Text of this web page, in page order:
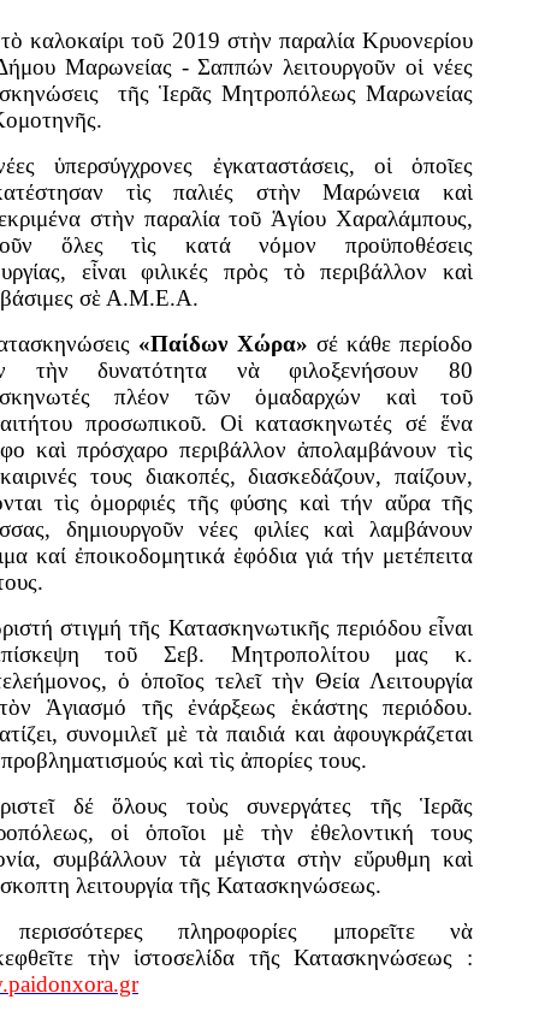
καλοκαίρι τοῦ 2019 στὴν παραλία Κρυονερίου
Μαρωνείας - Σαππών λειτουργοῦν οἱ νέες
τῆς Ἱερᾶς Μητροπόλεως Μαρωνείας
ὑπερσύγχρονες ἐγκαταστάσεις, οἱ ὁποῖες
τὶς παλιές στὴν Μαρώνεια καὶ
στὴν παραλία τοῦ Ἁγίου Χαραλάμπους,
ὅλες τὶς κατά νόμον προϋπο­θέσεις
εἶναι φιλικές πρὸς τὸ περιβάλλον καὶ
σὲ Α.Μ.Ε.Α.
«Παίδων Χώρα» σέ κάθε περίοδο
τὴν δυνατότητα νὰ φιλοξενήσουν 80
πλέον τῶν ὁμαδαρχών καὶ τοῦ
προσωπικοῦ. Οἱ κατασκηνωτές σέ ἕνα
καὶ πρόσχαρο περιβάλλον ἀπολαμβάνουν τὶς
τους διακοπές, διασκεδάζουν, παίζουν,
τὶς ὀμορφιές τῆς φύσης καὶ τήν αὔρα τῆς
δημιουργοῦν νέες φιλίες καὶ λαμβάνουν
καί ἐποικοδομητικά ἐφόδια γιά τήν μετέπειτα
στιγμή τῆς Κατασκηνωτικῆς περιόδου εἶναι
τοῦ Σεβ. Μητροπολίτου μας κ.
ὁ ὁποῖος τελεῖ τὴν Θεία Λειτουργία
Ἁγιασμό τῆς ἐνάρξεως ἑκάστης περιόδου.
συνομιλεῖ μὲ τὰ παιδιά και ἀφουγκράζεται
καὶ τὶς ἀπορίες τους.
δέ ὅλους τοὺς συνεργάτες τῆς Ἱερᾶς
οἱ ὁποῖοι μὲ τὴν ἐθελοντική τους
συμβάλλουν τὰ μέγιστα στὴν εὔρυθμη καὶ
λειτουργία τῆς Κατασκηνώσεως.
πληροφορίες μπορεῖτε νὰ
τὴν ἱστοσελίδα τῆς Κατασκηνώσεως :